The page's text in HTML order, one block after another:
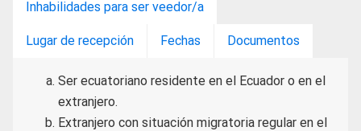
Inhabilidades para ser veedor/a
Lugar de recepción Fechas Documentos
Ser ecuatoriano residente en el Ecuador o en el
extranjero.
Extranjero con situación migratoria regular en el